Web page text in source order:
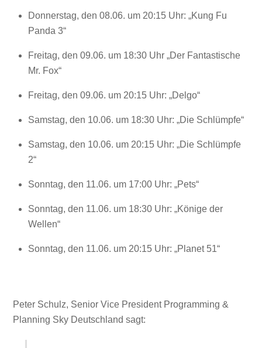
Donnerstag, den 08.06. um 20:15 Uhr: „Kung Fu
Panda 3“
Freitag, den 09.06. um 18:30 Uhr „Der Fantastische
Mr. Fox“
Freitag, den 09.06. um 20:15 Uhr: „Delgo“
Samstag, den 10.06. um 18:30 Uhr: „Die Schlümpfe“
Samstag, den 10.06. um 20:15 Uhr: „Die Schlümpfe
2“
Sonntag, den 11.06. um 17:00 Uhr: „Pets“
Sonntag, den 11.06. um 18:30 Uhr: „Könige der
Wellen“
Sonntag, den 11.06. um 20:15 Uhr: „Planet 51“
Peter Schulz, Senior Vice President Programming &
Planning Sky Deutschland sagt: